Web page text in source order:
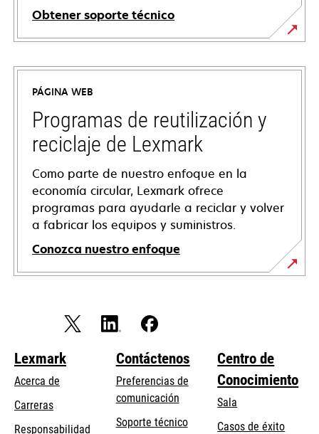
Obtener soporte técnico
se
abre
una
pestaña
nueva
PÁGINA WEB
Programas de reutilización y
reciclaje de Lexmark
Como parte de nuestro enfoque en la
economía circular, Lexmark ofrece
programas para ayudarle a reciclar y volver
a fabricar los equipos y suministros.
Conozca nuestro enfoque
Lexmark
Acerca de
Carreras
Responsabilidad
Contáctenos
Preferencias de
comunicación
Soporte técnicose
Centro de
Conocimiento
Sala
Casos de éxito